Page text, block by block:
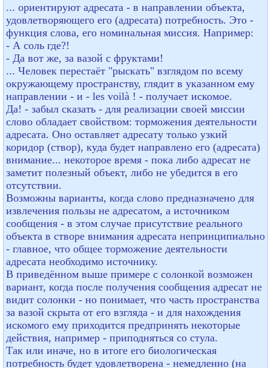
... ориентируют адресата - в направлении объекта,
удовлетворяющего его (адресата) потребность. Это -
функция слова, его номинальная миссия. Например:
- А соль где?!
- Да вот же, за вазой с фруктами!
... Человек перестаёт "рыскать" взглядом по всему
окружающему пространству, глядит в указанном ему
направлении - и - les voilà ! - получает искомое.
Да! - забыл сказать - для реализации своей миссии
слово обладает свойством: торможения деятельности
адресата. Оно оставляет адресату только узкий
коридор (створ), куда будет направлено его (адресата)
внимание... некоторое время - пока либо адресат не
заметит полезный объект, либо не убедится в его
отсутствии.
Возможны варианты, когда слово предназначено для
извлечения пользы не адресатом, а источником
сообщения - в этом случае присутствие реального
объекта в створе внимания адресата непринципиально
- главное, что общее торможение деятельности
адресата необходимо источнику.
В приведённом выше примере с солонкой возможен
вариант, когда после получения сообщения адресат не
видит солонки - но понимает, что часть пространства
за вазой скрыта от его взгляда - и для нахождения
искомого ему приходится предпринять некоторые
действия, например - приподняться со стула.
Так или иначе, но в итоге его биологическая
потребность будет удовлетворена - немедленно (на